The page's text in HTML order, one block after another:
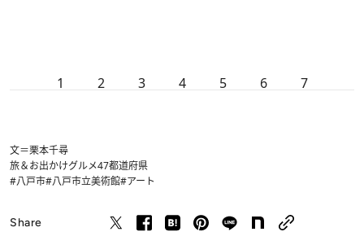
1 2 3 4 5 6 7
文＝栗本千尋
旅＆お出かけグルメ47都道府県
#八戸市#八戸市立美術館#アート
Share